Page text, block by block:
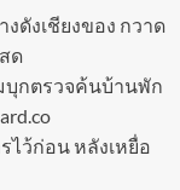
ดังเชียงของ กวาด
ด
บุกตรวจค้นบ้านพัก
ไว้ก่อน หลังเหยื่อ